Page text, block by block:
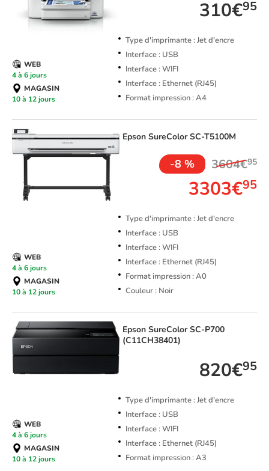
310€95
Type d'imprimante : Jet d'encre
Interface : USB
Interface : WIFI
Interface : Ethernet (RJ45)
Format impression : A4
WEB
4 à 6 jours
MAGASIN
10 à 12 jours
Epson SureColor SC-T5100M
-8 % 3604€95
3303€95
Type d'imprimante : Jet d'encre
Interface : USB
Interface : WIFI
Interface : Ethernet (RJ45)
Format impression : A0
Couleur : Noir
WEB
4 à 6 jours
MAGASIN
10 à 12 jours
Epson SureColor SC-P700
(C11CH38401)
820€95
Type d'imprimante : Jet d'encre
Interface : USB
Interface : WIFI
Interface : Ethernet (RJ45)
Format impression : A3
WEB
4 à 6 jours
MAGASIN
10 à 12 jours